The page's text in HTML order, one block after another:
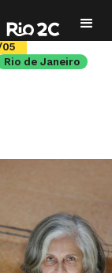
05
Rio de Janeiro